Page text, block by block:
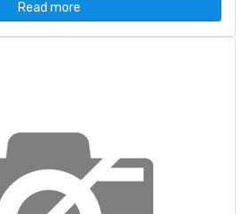
Read more